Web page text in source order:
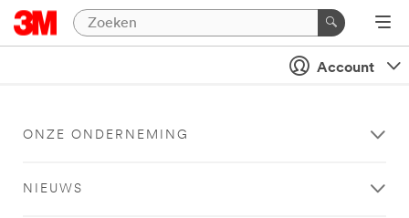
Account
ONZE ONDERNEMING
NIEUWS